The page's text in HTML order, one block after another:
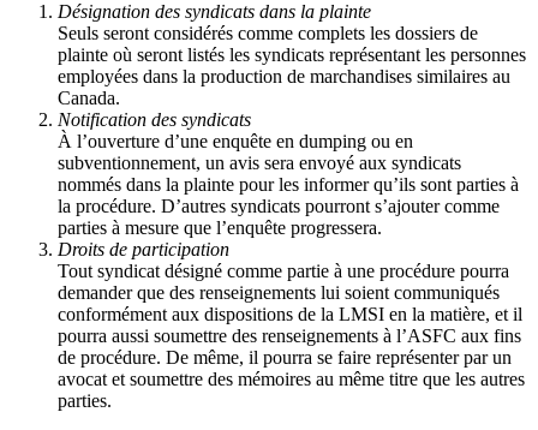
Désignation des syndicats dans la plainte
Seuls seront considérés comme complets les dossiers de
plainte où seront listés les syndicats représentant les personnes
employées dans la production de marchandises similaires au
Canada.
Notification des syndicats
À l’ouverture d’une enquête en dumping ou en
subventionnement, un avis sera envoyé aux syndicats
nommés dans la plainte pour les informer qu’ils sont parties à
la procédure. D’autres syndicats pourront s’ajouter comme
parties à mesure que l’enquête progressera.
Droits de participation
Tout syndicat désigné comme partie à une procédure pourra
demander que des renseignements lui soient communiqués
conformément aux dispositions de la LMSI en la matière, et il
pourra aussi soumettre des renseignements à l’ASFC aux fins
de procédure. De même, il pourra se faire représenter par un
avocat et soumettre des mémoires au même titre que les autres
parties.